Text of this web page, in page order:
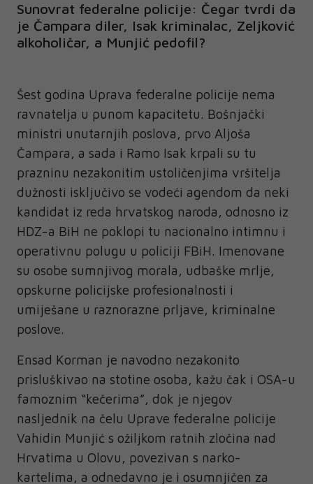
Sunovrat federalne policije: Čegar tvrdi da
je Čampara diler, Isak kriminalac, Zeljković
alkoholičar, a Munjić pedofil?
Šest godina Uprava federalne policije nema
ravnatelja u punom kapacitetu. Bošnjački
ministri unutarnjih poslova, prvo Aljoša
Čampara, a sada i Ramo Isak krpali su tu
prazninu nezakonitim ustoličenjima vršitelja
dužnosti isključivo se vodeći agendom da neki
kandidat iz reda hrvatskog naroda, odnosno iz
HDZ-a BiH ne poklopi tu nacionalno intimnu i
operativnu polugu u policiji FBiH. Imenovane
su osobe sumnjivog morala, udbaške mrlje,
opskurne policijske profesionalnosti i
umiješane u raznorazne prljave, kriminalne
poslove.
Ensad Korman je navodno nezakonito
prisluškivao na stotine osoba, kažu čak i OSA-u
famoznim “kečerima”, dok je njegov
nasljednik na čelu Uprave federalne policije
Vahidin Munjić s ožiljkom ratnih zločina nad
Hrvatima u Olovu, povezivan s narko-
kartelima, a odnedavno je i osumnjičen za